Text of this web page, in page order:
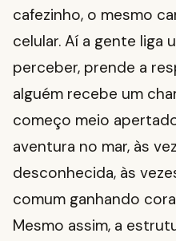
cafezinho, o mesmo
celular. Aí a gente liga
perceber, prende a
alguém recebe um
começo meio
aventura no mar, às
desconhecida, às
comum ganhando
Mesmo assim, a